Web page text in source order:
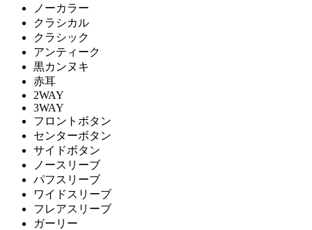
ノーカラー
クラシカル
クラシック
アンティーク
黒カンヌキ
赤耳
2WAY
3WAY
フロントボタン
センターボタン
サイドボタン
ノースリーブ
パフスリーブ
ワイドスリーブ
フレアスリーブ
ガーリー